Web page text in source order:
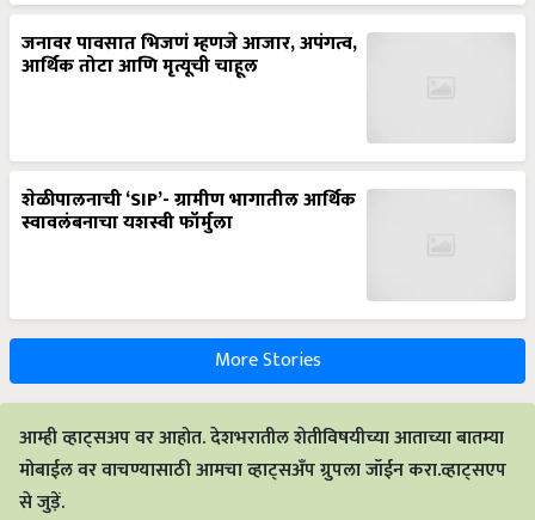
जनावर पावसात भिजणं म्हणजे आजार, अपंगत्व,
आर्थिक तोटा आणि मृत्यूची चाहूल
शेळीपालनाची ‘SIP’- ग्रामीण भागातील आर्थिक
स्वावलंबनाचा यशस्वी फॉर्मुला
More Stories
आम्ही व्हाट्सअप वर आहोत. देशभरातील शेतीविषयीच्या आताच्या बातम्या
मोबाईल वर वाचण्यासाठी आमचा व्हाट्सअँप ग्रुपला जॉईन करा.व्हाट्सएप
से जुड़ें.